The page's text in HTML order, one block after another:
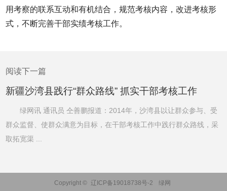
用考察的联系互动和有机结合，规范考核内容，改进考核形
式，不断完善干部实绩考核工作。
阅读下一篇
新疆沙湾县践行“群众路线” 抓实干部考核工作
绿网讯 通讯员 仝善鹏报道：2014年，沙湾县以让群众参与、受
群众监督、使群众满意为目标，在干部考核工作中践行群众路线，采
取拓宽渠 ...
Copyright © 辽ICP备19018738号-2 绿网